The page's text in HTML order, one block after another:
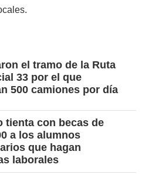
el tramo de la Ruta
33 por el que
500 camiones por día
tienta con becas de
a los alumnos
que hagan
laborales